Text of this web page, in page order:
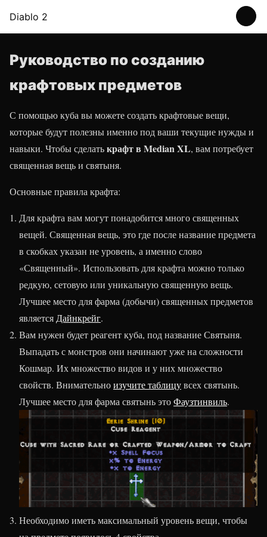
Diablo 2
Руководство по созданию
крафтовых предметов
С помощью куба вы можете создать крафтовые вещи,
которые будут полезны именно под ваши текущие нужды и
навыки. Чтобы сделатькрафт в Median XL, вам потребует
священная вещь и святыня.
Основные правила крафта:
Для крафта вам могут понадобится много священных
вещей. Священная вещь, это где после название предмета
в скобках указан не уровень, а именно слово
«Священный». Использовать для крафта можно только
редкую, сетовуюили уникальнуюсвященную вещь.
Лучшее место для фарма (добычи) священных предметов
является Дайнкрейг.
Вам нужен будет реагент куба, под название Святыня.
Выпадать с монстров они начинают уже на сложности
Кошмар. Их множество видов и у них множество
свойств. Внимательноизучите таблицувсех святынь.
Лучшее место для фарма святынь этоФаузтинвиль.
Необходимо иметь максимальный уровень вещи, чтобы